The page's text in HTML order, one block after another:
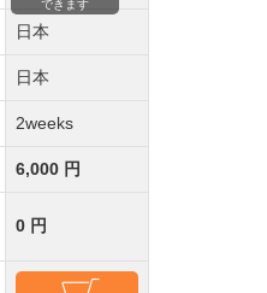
日本
日本
2weeks
6,000 円
0 円
できます